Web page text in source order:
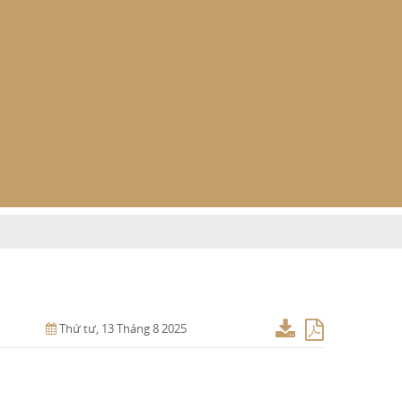
Thứ tư, 13 Tháng 8 2025